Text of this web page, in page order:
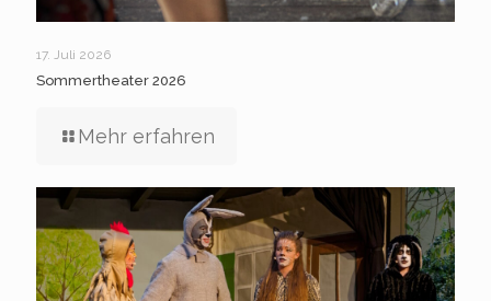
17. Juli 2026
Sommertheater 2026
Mehr erfahren